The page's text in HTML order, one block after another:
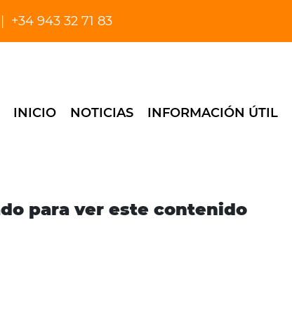
+34 943 32 71 83
INICIO NOTICIAS INFORMACIÓN ÚTIL
para ver este contenido